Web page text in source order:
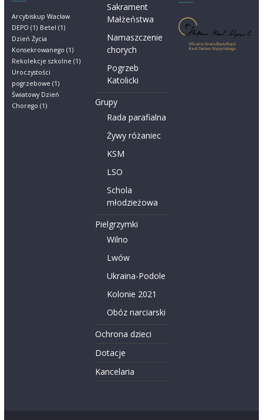
Arcybiskup Wacław
DEPO (1) Betel (1)
Dzień Życia
Konsekrowanego (1)
Rekolekcje szkolne (1)
Uroczystości
pogrzebowe (1)
Światowy Dzień
Chorego (1)
Sakrament
Małżeństwa
Namaszczenie
chorych
Pogrzeb
Katolicki
Grupy
Rada parafialna
Żywy różaniec
KSM
LSO
Schola
młodzieżowa
Pielgrzymki
Wilno
Lwów
Ukraina-Podole
Kolonie 2021
Obóz narciarski
Ochrona dzieci
Dotacje
Kancelaria